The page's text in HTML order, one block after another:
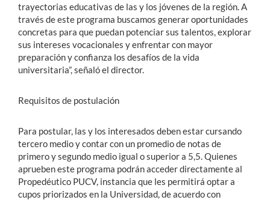
trayectorias educativas de las y los jóvenes de la región. A
través de este programa buscamos generar oportunidades
concretas para que puedan potenciar sus talentos, explorar
sus intereses vocacionales y enfrentar con mayor
preparación y confianza los desafíos de la vida
universitaria”, señaló el director.
Requisitos de postulación
Para postular, las y los interesados deben estar cursando
tercero medio y contar con un promedio de notas de
primero y segundo medio igual o superior a 5,5. Quienes
aprueben este programa podrán acceder directamente al
Propedéutico PUCV, instancia que les permitirá optar a
cupos priorizados en la Universidad, de acuerdo con